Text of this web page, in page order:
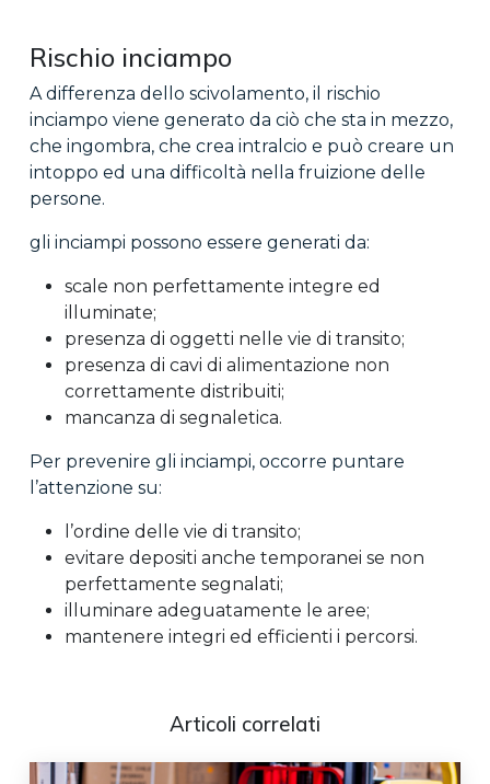
Rischio inciampo
A differenza dello scivolamento, il rischio
inciampo viene generato da ciò che sta in mezzo,
che ingombra, che crea intralcio e può creare un
intoppo ed una difficoltà nella fruizione delle
persone.
gli inciampi possono essere generati da:
scale non perfettamente integre ed
illuminate;
presenza di oggetti nelle vie di transito;
presenza di cavi di alimentazione non
correttamente distribuiti;
mancanza di segnaletica.
Per prevenire gli inciampi, occorre puntare
l’attenzione su:
l’ordine delle vie di transito;
evitare depositi anche temporanei se non
perfettamente segnalati;
illuminare adeguatamente le aree;
mantenere integri ed efficienti i percorsi.
Articoli correlati